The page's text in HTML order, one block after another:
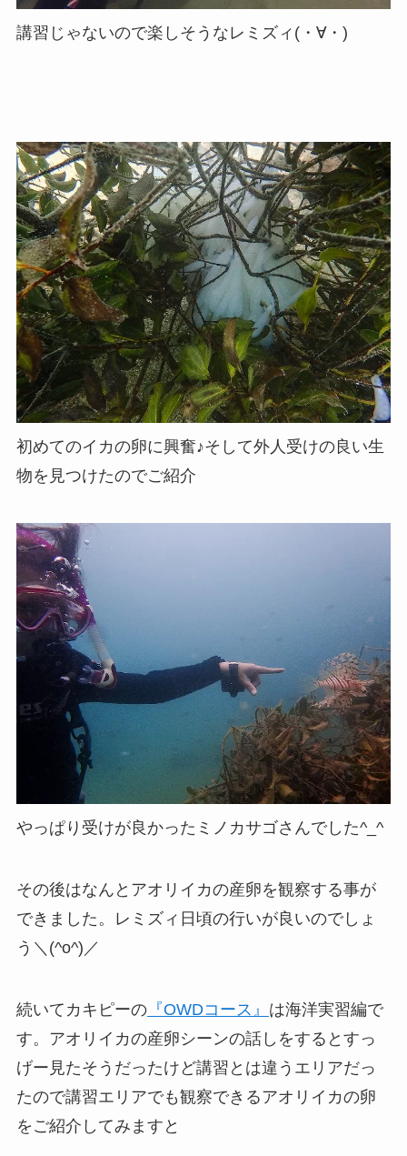
講習じゃないので楽しそうなレミズィ(・∀・)
初めてのイカの卵に興奮♪そして外人受けの良い生
物を見つけたのでご紹介
やっぱり受けが良かったミノカサゴさんでした^_^
その後はなんとアオリイカの産卵を観察する事が
できました。レミズィ日頃の行いが良いのでしょ
う＼(^o^)／
続いてカキピーの『OWDコース』 は海洋実習編で
す。アオリイカの産卵シーンの話しをするとすっ
げー見たそうだったけど講習とは違うエリアだっ
たので講習エリアでも観察できるアオリイカの卵
をご紹介してみますと